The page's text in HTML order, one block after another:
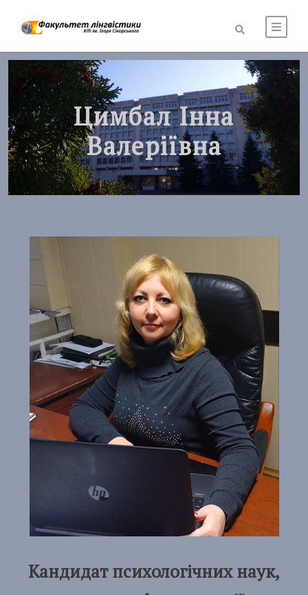
Цимбал Інна
Валеріївна
Кандидат психологічних наук,